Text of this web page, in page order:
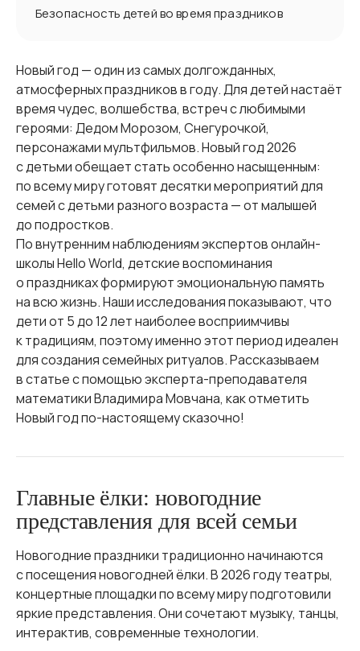
Безопасность детей во время праздников
Новый год — один из самых долгожданных,
атмосферных праздников в году. Для детей настаёт
время чудес, волшебства, встреч с любимыми
героями: Дедом Морозом, Снегурочкой,
персонажами мультфильмов. Новый год 2026
с детьми обещает стать особенно насыщенным:
по всему миру готовят десятки мероприятий для
семей с детьми разного возраста — от малышей
до подростков.
По внутренним наблюдениям экспертов онлайн-
школы Hello World, детские воспоминания
о праздниках формируют эмоциональную память
на всю жизнь. Наши исследования показывают, что
дети от 5 до 12 лет наиболее восприимчивы
к традициям, поэтому именно этот период идеален
для создания семейных ритуалов. Рассказываем
в статье с помощью эксперта-преподавателя
математики Владимира Мовчана, как отметить
Новый год по-настоящему сказочно!
Главные ёлки: новогодние
представления для всей семьи
Новогодние праздники традиционно начинаются
с посещения новогодней ёлки. В 2026 году театры,
концертные площадки по всему миру подготовили
яркие представления. Они сочетают музыку, танцы,
интерактив, современные технологии.